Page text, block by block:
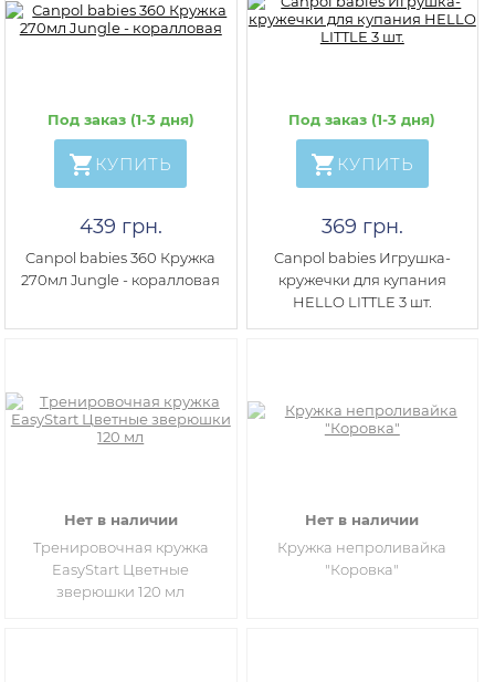
Под заказ (1-3 дня)
КУПИТЬ
439 грн.
Canpol babies 360 Кружка
270мл Jungle - коралловая
Под заказ (1-3 дня)
КУПИТЬ
369 грн.
Canpol babies Игрушка-
кружечки для купания
HELLO LITTLE 3 шт.
Нет в наличии
Тренировочная кружка
EasyStart Цветные
зверюшки 120 мл
Нет в наличии
Кружка непроливайка
"Коровка"